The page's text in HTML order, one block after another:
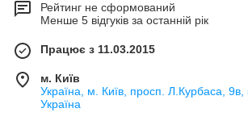
Рейтинг не сформований
Менше 5 відгуків за останній рік
Працює з 11.03.2015
м. Київ
Україна, м. Київ, просп. Л.Курбаса, 9в,
Україна